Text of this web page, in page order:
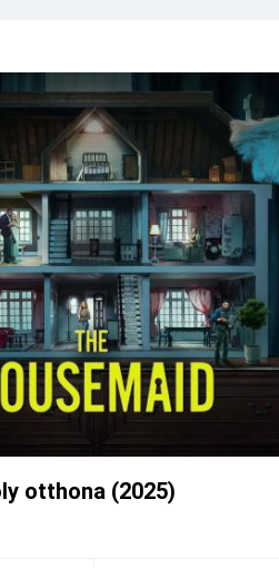
otthona (2025)